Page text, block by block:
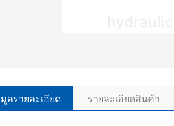
ลรายละเอียด รายละเอียดสินค้า